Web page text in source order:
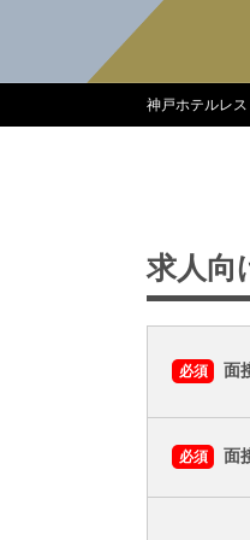
神戸ホテルレ
求人向
必須 面
必須 面